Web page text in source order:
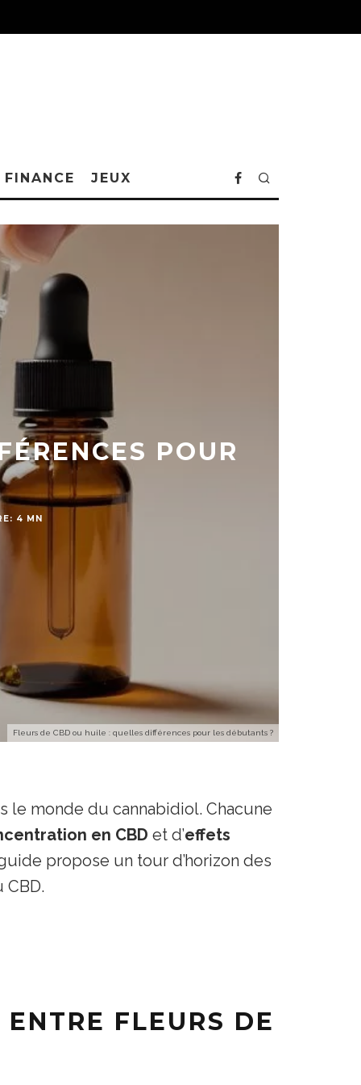
FINANCE JEUX
Fleurs de CBD ou huile : quelles différences pour les débutants ?
POUR
4 MN
monde du cannabidiol. Chacune
en CBD et d’effets
propose un tour d’horizon des
FLEURS DE